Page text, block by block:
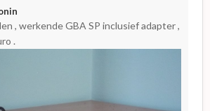
, werkende GBA SP inclusief adapter ,
.